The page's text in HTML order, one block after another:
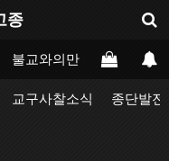
종
불교와의만남 업무포털
교구사찰소식 종단발전